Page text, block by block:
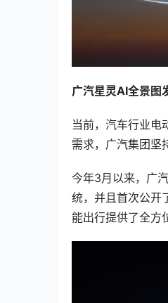
广汽星灵AI全景图
当前，汽车行业电
需求，广汽集团坚
今年3月以来，广
统，并且首次公开
能出行提供了全方